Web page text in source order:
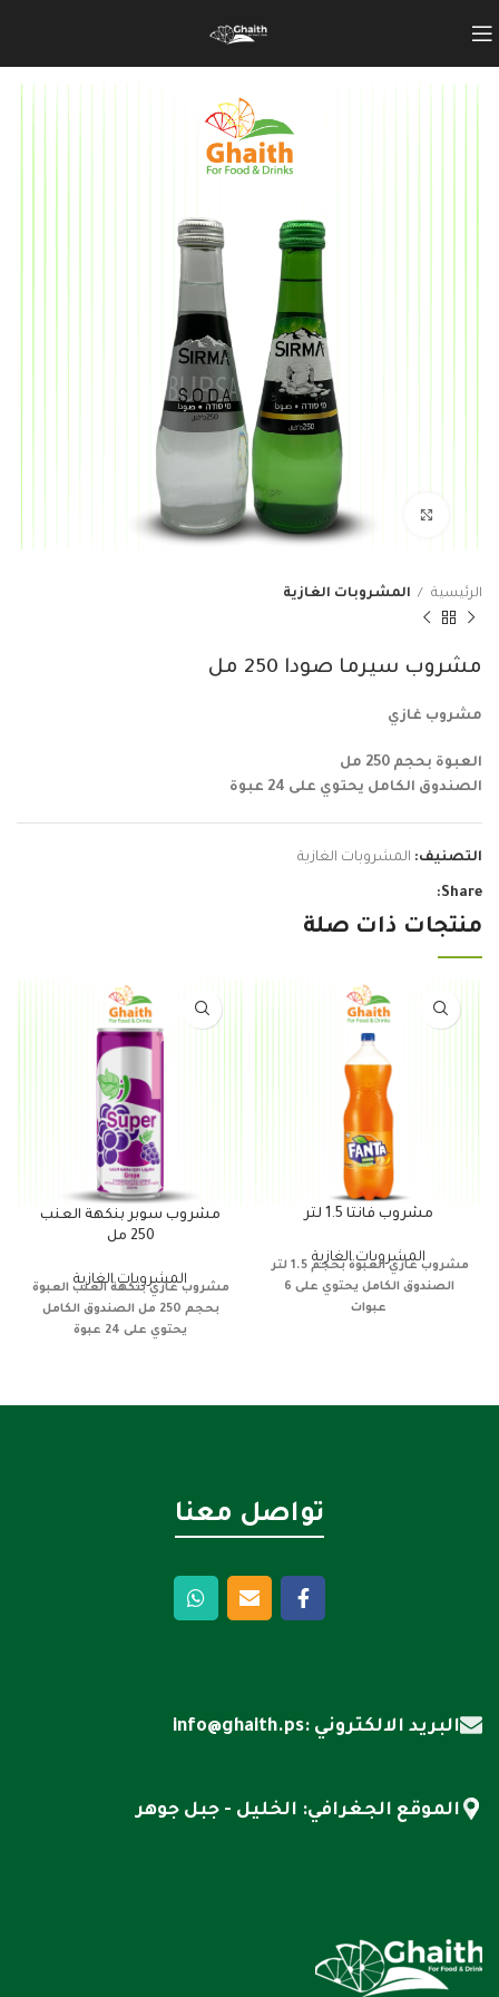
Click to enlarge
الرئيسية المشروبات الغازية
مشروب سيرما صودا 250 مل
مشروب غازي
العبوة بحجم 250 مل
الصندوق الكامل يحتوي على 24 عبوة
التصنيف: المشروبات الغازية
Share:
منتجات ذات صلة
مشروب فانتا 1.5 لتر
المشروبات الغازيةمشروب غازي العبوة بحجم 1.5 لتر
الصندوق الكامل يحتوي على 6
عبوات
مشروب سوبر بنكهة العنب
250 مل
المشروبات الغازيةمشروب غازي بنكهة العنب العبوة
بحجم 250 مل
الصندوق الكامل
يحتوي على 24 عبوة
تواصل معنا
البريد الالكتروني :info@ghaith.ps
الموقع الجغرافي: الخليل - جبل جوهر